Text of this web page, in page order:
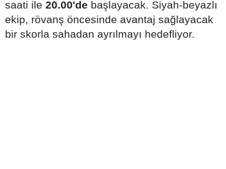
saati ile 20.00'de başlayacak. Siyah-beyazlı
ekip, rövanş öncesinde avantaj sağlayacak
bir skorla sahadan ayrılmayı hedefliyor.